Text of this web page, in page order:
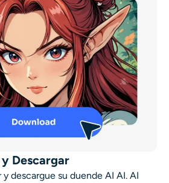
Descargar
descargue su duende AI AI. AI